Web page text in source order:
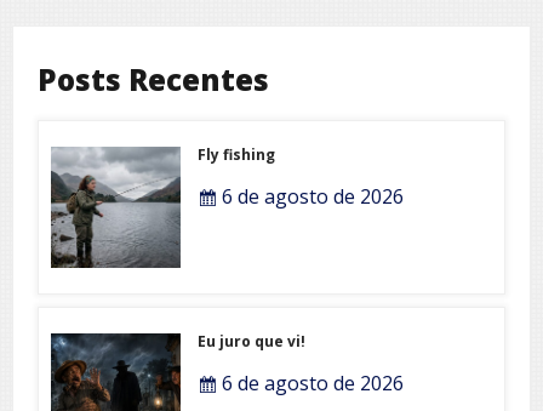
Posts Recentes
Fly fishing
6 de agosto de 2026
Eu juro que vi!
6 de agosto de 2026